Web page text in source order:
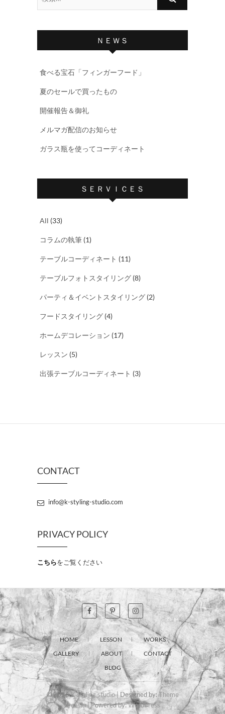
ＮＥＷＳ
食べる宝石「フィンガーフード」
夏のセールで買ったもの
開催報告＆御礼
メルマガ配信のお知らせ
ガラス瓶を使ってコーディネート
ＳＥＲＶＩＣＥＳ
All (33)
コラムの執筆 (1)
テーブルコーディネート (11)
テーブルフォトスタイリング (8)
パーティ＆イベントスタイリング (2)
フードスタイリング (4)
ホームデコレーション (17)
レッスン (5)
出張テーブルコーディネート (3)
CONTACT
info@k-styling-studio.com
PRIVACY POLICY
こちらをご覧ください
HOME LESSON
WORKS
GALLERY
ABOUT
CONTACT
BLOG
© 2026K'styling studio| Designed by:Theme
Freesia| Powered by:WordPress